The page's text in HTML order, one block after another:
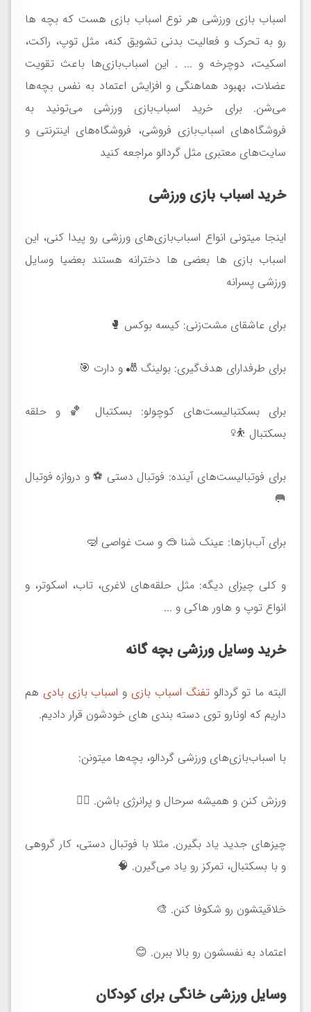
اسباب بازی ورزشی هر نوع اسباب بازی هست که بچه ها
رو به تحرک و فعالیت بدنی تشویق کنه، مثل توپ، راکت،
اسکیت، دوچرخه و ... . این اسباب‌بازی‌ها باعث تقویت
عضلات، بهبود هماهنگی و افزایش اعتماد به نفس بچه‌ها
می‌شن. برای خرید اسباب‌بازی ورزشی می‌تونید به
فروشگاه‌های اسباب‌بازی فروشی، فروشگاه‌های اینترنتی و
سایت‌های معتبری مثل گردالو مراجعه کنید
خرید اسباب بازی ورزشی
اینجا میتونی انواع اسباب‌بازی‌های ورزشی رو پیدا کنی، این
اسباب بازی ها بعضی ها دخترانه هستند بعضیا وسایل
ورزشی پسرانه
برای عاشقای مشت‌زنی: کیسه بوکس 🥊
برای طرفدارای هدف‌گیری: بولینگ 🎳 و دارت 🎯
برای بسکتبالیست‌های کوچولو: بسکتبال 🏀 و حلقه
بسکتبال ⛹️‍♀️
برای فوتبالیست‌های آینده: فوتبال دستی ⚽️ و دروازه فوتبال
🥅
برای آب‌بازها: عینک شنا 🥽 و ست غواصی 🤿
و کلی چیزای دیگه: مثل حلقه‌های لاغری، تاب، اسکوتر، و
انواع توپ و هاور هاکی و ...
خرید وسایل ورزشی بچه گانه
البته ما تو گردالوتفنگ اسباب بازیو اسباب بازی بادی هم
داریم که اونارو توی دسته بندی های خودشون قرار دادیم.
با اسباب‌بازی‌های ورزشی گردالو، بچه‌ها میتونن:
ورزش کنن و همیشه سرحال و پرانرژی باشن. 🤸‍♀️
چیزهای جدید یاد بگیرن. مثلا با فوتبال دستی، کار گروهی
و با بسکتبال، تمرکز رو یاد می‌گیرن. 🧠
خلاقیتشون رو شکوفا کنن. 🎨
اعتماد به نفسشون رو بالا ببرن. 😊
وسایل ورزشی خانگی برای کودکان